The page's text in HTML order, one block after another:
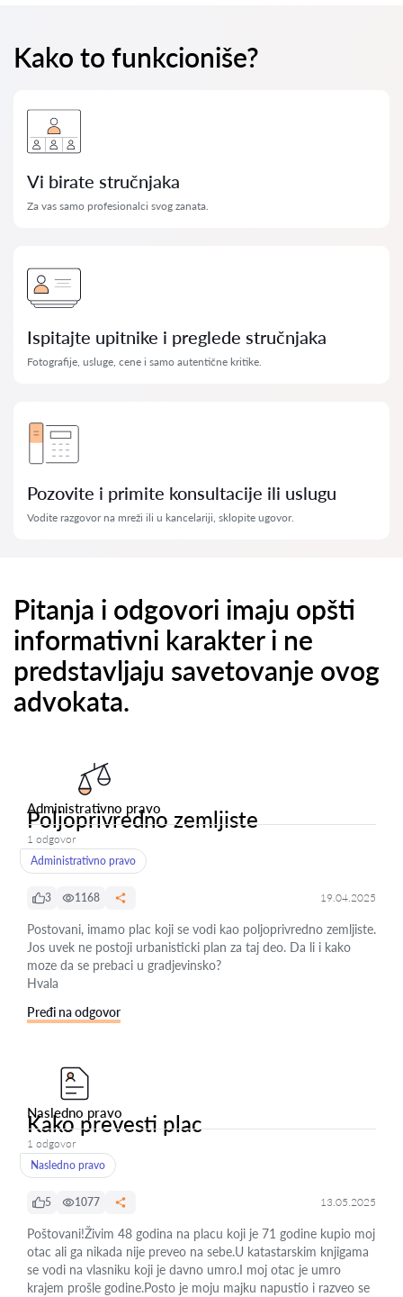
Kako to funkcioniše?
Vi birate stručnjaka
Za vas samo profesionalci svog zanata.
Ispitajte upitnike i preglede stručnjaka
Fotografije, usluge, cene i samo autentične kritike.
Pozovite i primite konsultacije ili uslugu
Vodite razgovor na mreži ili u kancelariji, sklopite ugovor.
Pitanja i odgovori imaju opšti
informativni karakter i ne
predstavljaju savetovanje ovog
advokata.
Administrativno pravo
Poljoprivredno zemljiste
1 odgovor
Administrativno pravo
3 1168 19.04.2025
Postovani, imamo plac koji se vodi kao poljoprivredno zemljiste.
Jos uvek ne postoji urbanisticki plan za taj deo. Da li i kako
moze da se prebaci u gradjevinsko?
Hvala
Pređi na odgovor
Nasledno pravo
Kako prevesti plac
1 odgovor
Nasledno pravo
5 1077 13.05.2025
Poštovani!Živim 48 godina na placu koji je 71 godine kupio moj
otac ali ga nikada nije preveo na sebe.U katastarskim knjigama
se vodi na vlasniku koji je davno umro.I moj otac je umro
krajem prošle godine.Posto je moju majku napustio i razveo se